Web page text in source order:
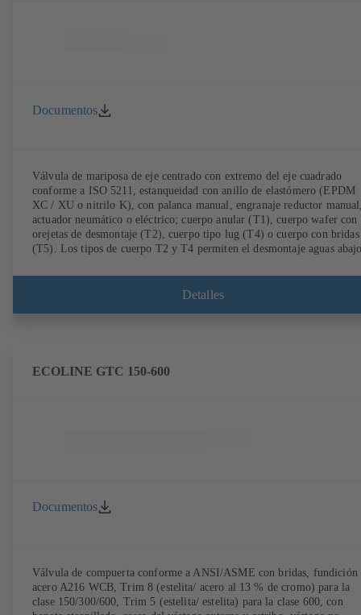
Documentos
Válvula de mariposa de eje centrado con extremo del eje cuadrado
conforme a ISO 5211, estanqueidad con anillo de elastómero (EPDM
XC / XU o nitrilo K), con palanca manual, engranaje reductor
actuador neumático o eléctrico; cuerpo anular (T1), cuerpo wafer con
orejetas de desmontaje (T2), cuerpo tipo lug (T4) o cuerpo con bridas
(T5). Los tipos de cuerpo T2 y T4 permiten el desmontaje aguas
acero inoxidable. Conexiones según EN.
Detalles
ECOLINE GTC 150-600
Documentos
Válvula de compuerta conforme a ANSI/ASME con bridas, fundición
acero A216 WCB, Trim 8 (estelita/ acero al 13 % de cromo) para la
clase 150/300/600, Trim 5 (estelita/ estelita) para la clase 600, con